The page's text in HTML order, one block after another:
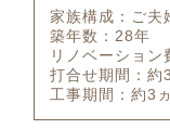
家族構成：ご夫
築年数：28年
リノベーショ
打合せ期間：約
工事期間：約3